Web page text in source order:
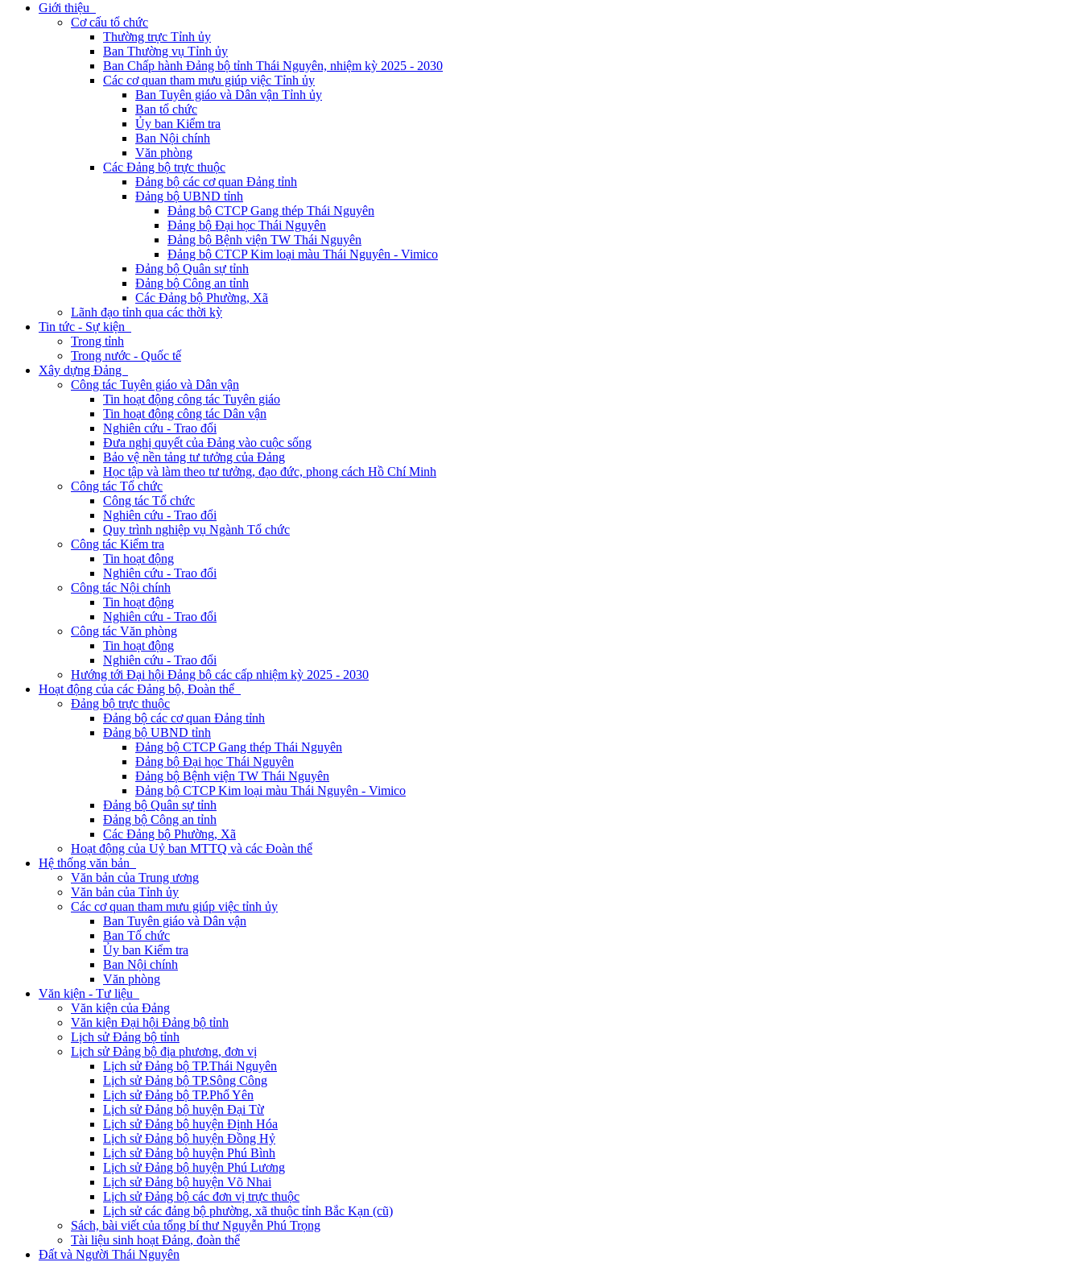
Giới thiệu
Cơ cấu tổ chức
Thường trực Tỉnh ủy
Ban Thường vụ Tỉnh ủy
Ban Chấp hành Đảng bộ tỉnh Thái Nguyên, nhiệm kỳ 2025 - 2030
Các cơ quan tham mưu giúp việc Tỉnh ủy
Ban Tuyên giáo và Dân vận Tỉnh ủy
Ban tổ chức
Ủy ban Kiểm tra
Ban Nội chính
Văn phòng
Các Đảng bộ trực thuộc
Đảng bộ các cơ quan Đảng tỉnh
Đảng bộ UBND tỉnh
Đảng bộ CTCP Gang thép Thái Nguyên
Đảng bộ Đại học Thái Nguyên
Đảng bộ Bệnh viện TW Thái Nguyên
Đảng bộ CTCP Kim loại màu Thái Nguyên - Vimico
Đảng bộ Quân sự tỉnh
Đảng bộ Công an tỉnh
Các Đảng bộ Phường, Xã
Lãnh đạo tỉnh qua các thời kỳ
Tin tức - Sự kiện
Trong tỉnh
Trong nước - Quốc tế
Xây dựng Đảng
Công tác Tuyên giáo và Dân vận
Tin hoạt động công tác Tuyên giáo
Tin hoạt động công tác Dân vận
Nghiên cứu - Trao đổi
Đưa nghị quyết của Đảng vào cuộc sống
Bảo vệ nền tảng tư tưởng của Đảng
Học tập và làm theo tư tưởng, đạo đức, phong cách Hồ Chí Minh
Công tác Tổ chức
Công tác Tổ chức
Nghiên cứu - Trao đổi
Quy trình nghiệp vụ Ngành Tổ chức
Công tác Kiểm tra
Tin hoạt động
Nghiên cứu - Trao đổi
Công tác Nội chính
Tin hoạt động
Nghiên cứu - Trao đổi
Công tác Văn phòng
Tin hoạt động
Nghiên cứu - Trao đổi
Hướng tới Đại hội Đảng bộ các cấp nhiệm kỳ 2025 - 2030
Hoạt động của các Đảng bộ, Đoàn thể
Đảng bộ trực thuộc
Đảng bộ các cơ quan Đảng tỉnh
Đảng bộ UBND tỉnh
Đảng bộ CTCP Gang thép Thái Nguyên
Đảng bộ Đại học Thái Nguyên
Đảng bộ Bệnh viện TW Thái Nguyên
Đảng bộ CTCP Kim loại màu Thái Nguyên - Vimico
Đảng bộ Quân sự tỉnh
Đảng bộ Công an tỉnh
Các Đảng bộ Phường, Xã
Hoạt động của Uỷ ban MTTQ và các Đoàn thể
Hệ thống văn bản
Văn bản của Trung ương
Văn bản của Tỉnh ủy
Các cơ quan tham mưu giúp việc tỉnh ủy
Ban Tuyên giáo và Dân vận
Ban Tổ chức
Ủy ban Kiểm tra
Ban Nội chính
Văn phòng
Văn kiện - Tư liệu
Văn kiện của Đảng
Văn kiện Đại hội Đảng bộ tỉnh
Lịch sử Đảng bộ tỉnh
Lịch sử Đảng bộ địa phương, đơn vị
Lịch sử Đảng bộ TP.Thái Nguyên
Lịch sử Đảng bộ TP.Sông Công
Lịch sử Đảng bộ TP.Phổ Yên
Lịch sử Đảng bộ huyện Đại Từ
Lịch sử Đảng bộ huyện Định Hóa
Lịch sử Đảng bộ huyện Đồng Hỷ
Lịch sử Đảng bộ huyện Phú Bình
Lịch sử Đảng bộ huyện Phú Lương
Lịch sử Đảng bộ huyện Võ Nhai
Lịch sử Đảng bộ các đơn vị trực thuộc
Lịch sử các đảng bộ phường, xã thuộc tỉnh Bắc Kạn (cũ)
Sách, bài viết của tổng bí thư Nguyễn Phú Trọng
Tài liệu sinh hoạt Đảng, đoàn thể
Đất và Người Thái Nguyên